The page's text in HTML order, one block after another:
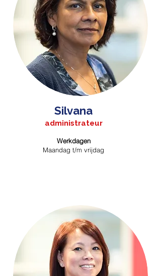
Silvana
administrateur
Werkdagen
Maandag t/m vrijdag